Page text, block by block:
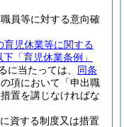
員等に対する意向確
育児休業等に関する
「育児休業条例」
に当たっては、 同条
項において「申出職
置を講じなければな
資する制度又は措置